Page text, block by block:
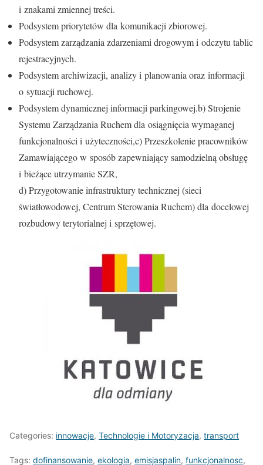
i znakami zmiennej treści.
Podsystem priorytetów dla komunikacji zbiorowej.
Podsystem zarządzania zdarzeniami drogowym i odczytu tablic
rejestracyjnych.
Podsystem archiwizacji, analizy i planowania oraz informacji
o sytuacji ruchowej.
Podsystem dynamicznej informacji parkingowej.b) Strojenie
Systemu Zarządzania Ruchem dla osiągnięcia wymaganej
funkcjonalności i użyteczności,c) Przeszkolenie pracowników
Zamawiającego w sposób zapewniający samodzielną obsługę
i bieżące utrzymanie SZR,
d) Przygotowanie infrastruktury technicznej (sieci
światłowodowej, Centrum Sterowania Ruchem) dla docelowej
rozbudowy terytorialnej i sprzętowej.
Categories: innowacje, Technologie i Motoryzacja, transport
Tags: dofinansowanie, ekologia, emisjaspalin, funkcjonalnosc,